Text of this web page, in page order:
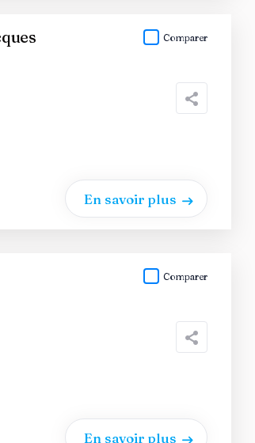
Comparer
En savoir plus
Comparer
En savoir plus